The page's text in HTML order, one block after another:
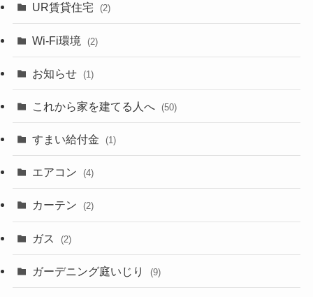
UR賃貸住宅 (2)
Wi-Fi環境 (2)
お知らせ (1)
これから家を建てる人へ (50)
すまい給付金 (1)
エアコン (4)
カーテン (2)
ガス (2)
ガーデニング庭いじり (9)